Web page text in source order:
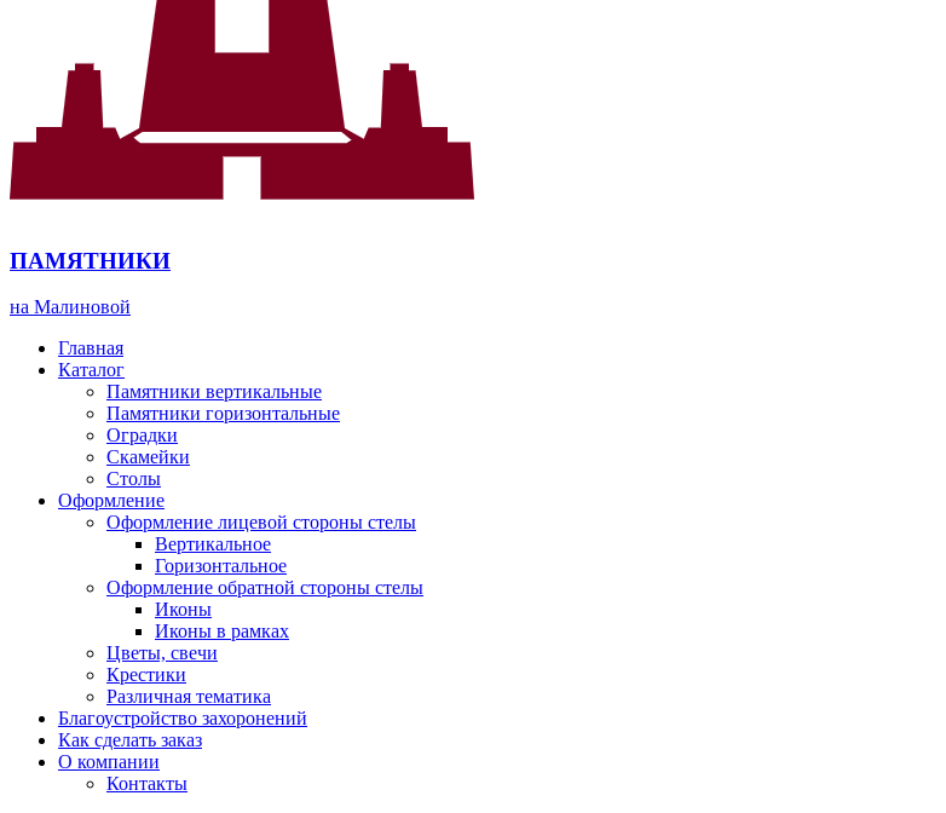
ПАМЯТНИКИ
на Малиновой
Главная
Каталог
Памятники вертикальные
Памятники горизонтальные
Оградки
Скамейки
Столы
Оформление
Оформление лицевой стороны стелы
Вертикальное
Горизонтальное
Оформление обратной стороны стелы
Иконы
Иконы в рамках
Цветы, свечи
Крестики
Различная тематика
Благоустройство захоронений
Как сделать заказ
О компании
Контакты